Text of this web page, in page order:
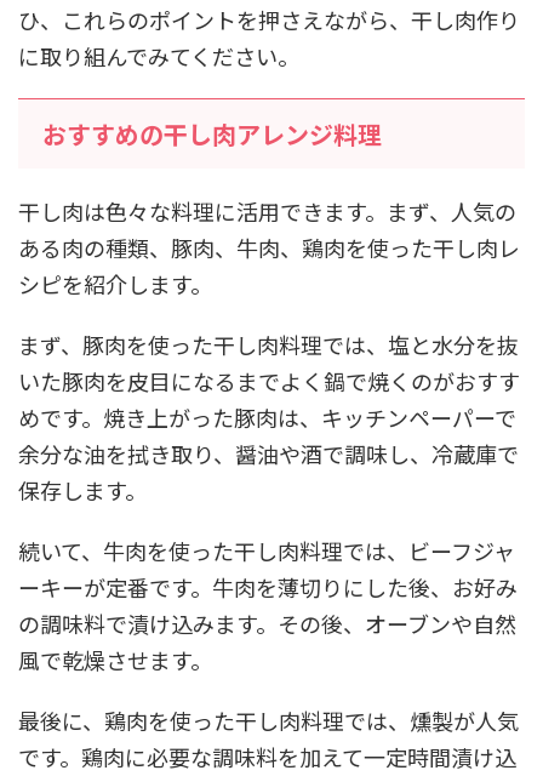
ひ、これらのポイントを押さえながら、干し肉作り
に取り組んでみてください。
おすすめの干し肉アレンジ料理
干し肉は色々な料理に活用できます。まず、人気の
ある肉の種類、豚肉、牛肉、鶏肉を使った干し肉レ
シピを紹介します。
まず、豚肉を使った干し肉料理では、塩と水分を抜
いた豚肉を皮目になるまでよく鍋で焼くのがおすす
めです。焼き上がった豚肉は、キッチンペーパーで
余分な油を拭き取り、醤油や酒で調味し、冷蔵庫で
保存します。
続いて、牛肉を使った干し肉料理では、ビーフジャ
ーキーが定番です。牛肉を薄切りにした後、お好み
の調味料で漬け込みます。その後、オーブンや自然
風で乾燥させます。
最後に、鶏肉を使った干し肉料理では、燻製が人気
です。鶏肉に必要な調味料を加えて一定時間漬け込